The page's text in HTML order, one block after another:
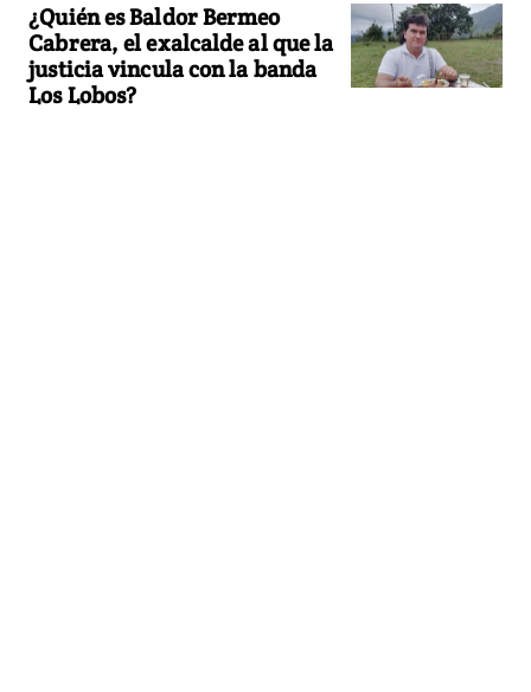
¿Quién es Baldor Bermeo
Cabrera, el exalcalde al que la
justicia vincula con la banda
Los Lobos?